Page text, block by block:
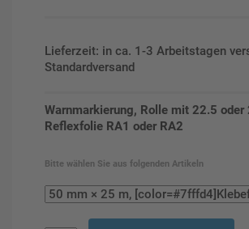
Lieferzeit: in ca. 1-3 Arbeitstagen
Standardversand
Warnmarkierung, Rolle mit 22.5 oder
Reflexfolie RA1 oder RA2
Bitte wählen Sie aus folgenden Artikeln